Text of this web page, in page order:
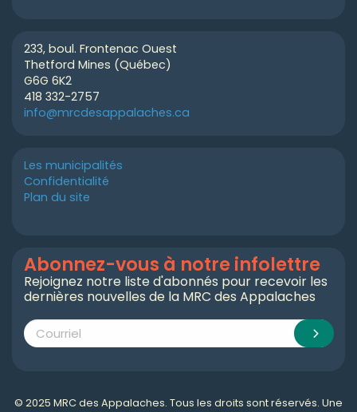
233, boul. Frontenac Ouest
Thetford Mines (Québec)
G6G 6K2
418 332-2757
info@mrcdesappalaches.ca
Les municipalités
Confidentialité
Plan du site
Abonnez-vous à notre infolettre
Rejoignez notre liste d'abonnés pour recevoir les
dernières nouvelles de la MRC des Appalaches
© 2025 MRC des Appalaches. Tous les droits sont réservés. Une